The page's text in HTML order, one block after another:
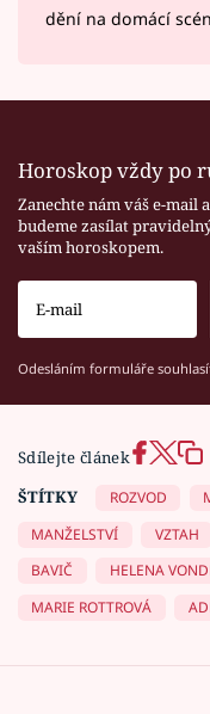
dění na domácí
Horoskop vždy po
Zanechte nám váš e-mail
budeme zasílat
vaším horoskopem.
Odesláním formuláře
Sdílejte článek
ŠTÍTKY
ROZVOD
MANŽELSTVÍ
VZTAH
BAVIČ
HELENA
MARIE ROTTROVÁ